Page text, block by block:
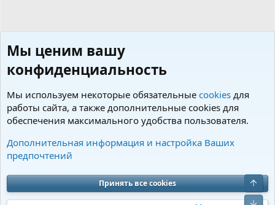
Теги
Cookies Charm by DCom
Обратная связь
Условия и правила
Политика конфиденциальности
Помощь
S
Мы ценим вашу
конфиденциальность
Мы используем некоторые обязательные cookies для
работы сайта, а также дополнительные cookies для
обеспечения максимального удобства пользователя.
Дополнительная информация и настройка Ваших
предпочтений
Принять все cookies
Верх
Низ